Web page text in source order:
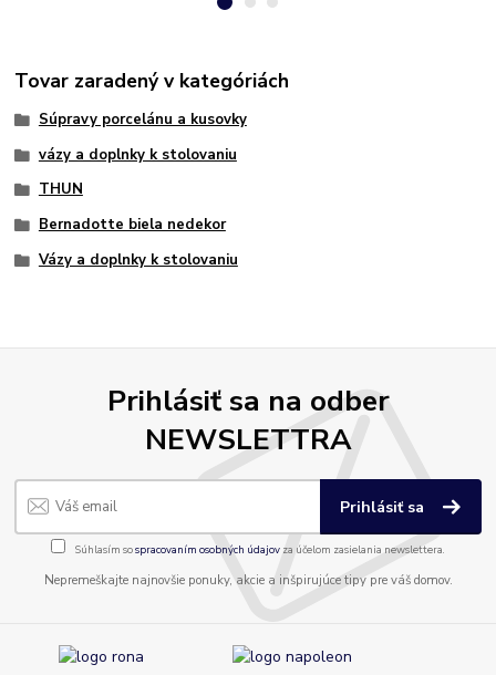
Tovar zaradený v kategóriách
Súpravy porcelánu a kusovky
vázy a doplnky k stolovaniu
THUN
Bernadotte biela nedekor
Vázy a doplnky k stolovaniu
Prihlásiť sa na odber
NEWSLETTRA
Prihlásiť sa
Súhlasím sospracovaním osobných údajov za účelom zasielania newslettera.
Nepremeškajte najnovšie ponuky, akcie a inšpirujúce tipy pre váš domov.